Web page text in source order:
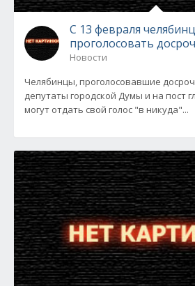
С 13 февраля
проголосовать
Новости
Челябинцы, проголосовавшие
депутаты городской Думы и на пост
могут отдать свой голос "в никуда"...